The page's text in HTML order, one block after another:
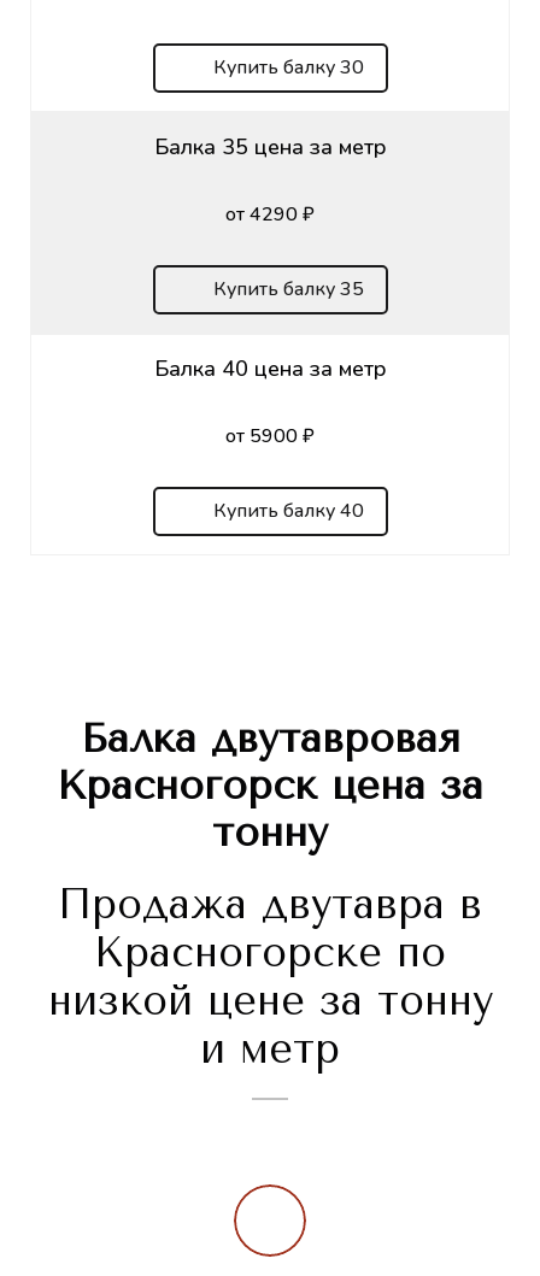
Купить балку 30
Балка 35 цена за метр
от 4290 ₽
Купить балку 35
Балка 40 цена за метр
от 5900 ₽
Купить балку 40
Балка двутавровая
Красногорск цена за
тонну
Продажа двутавра в
Красногорске по
низкой цене за тонну
и метр